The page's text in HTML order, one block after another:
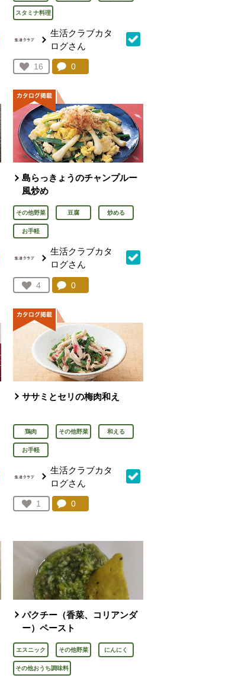
。
スタミナ料理
生活クラブカタ
ログさん
お気に入り登録：
16
人が登録
コメント：
0件。コメントを見る。
。
島らっきょうのチャンプルー
風炒め
その他野菜 豆腐 炒める
お手軽
生活クラブカタ
ログさん
お気に入り登録：
4
人が登録
コメント：
0件。コメントを見る。
。
ササミとセリの梅肉和え
鶏肉 その他野菜 和える
お手軽
生活クラブカタ
ログさん
お気に入り登録：
1
人が登録
コメント：
0件。コメントを見る。
パクチー（香菜、コリアンダ
ー）ペースト
エスニック その他野菜 にんにく
その他おうち調味料